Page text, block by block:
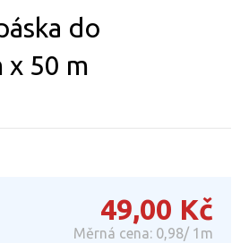
do
x 50 m
49,00 Kč
Měrná cena: 0,98/ 1m